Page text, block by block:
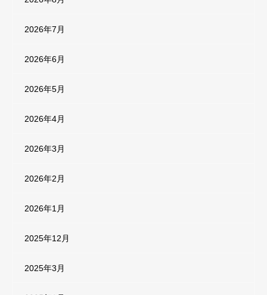
2026年7月
2026年6月
2026年5月
2026年4月
2026年3月
2026年2月
2026年1月
2025年12月
2025年3月